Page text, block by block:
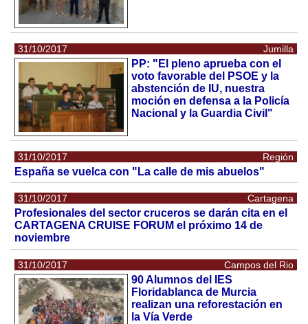
31/10/2017 Jumilla
PP: "El pleno aprueba con el
voto favorable del PSOE y la
abstención de IU, nuestra
moción en defensa a la Policía
Nacional y la Guardia Civil"
31/10/2017 Región
España se vuelca con "La calle de mis abuelos"
31/10/2017 Cartagena
Profesionales del sector cruceros se darán cita en el
CARTAGENA CRUISE FORUM el próximo 14 de
noviembre
31/10/2017 Campos del Rio
90 Alumnos del IES
Floridablanca de Murcia
realizan una reforestación en
la Vía Verde